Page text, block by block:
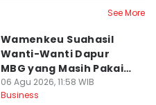
See More
Wamenkeu Suahasil
Wanti-Wanti Dapur
MBG yang Masih Pakai
LPG Subsidi
06 Agu 2026, 11:58 WIB
Business